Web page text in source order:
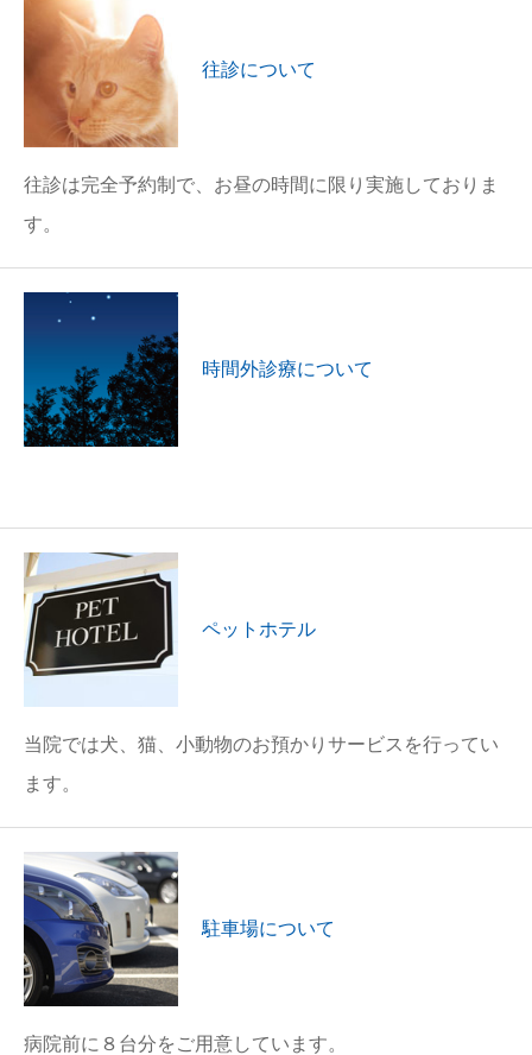
往診について
往診は完全予約制で、お昼の時間に限り実施しておりま
す。
時間外診療について
ペットホテル
当院では犬、猫、小動物のお預かりサービスを行ってい
ます。
駐車場について
病院前に８台分をご用意しています。